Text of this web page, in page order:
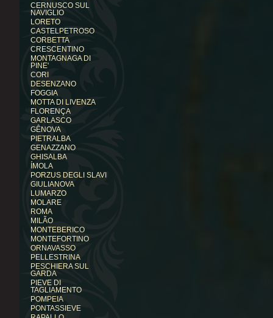
CERNUSCO SUL
NAVIGLIO
LORETO
CASTELPETROSO
CORBETTA
CRESCENTINO
MONTAGNAGA DI
PINE'
CORI
DESENZANO
FOGGIA
MOTTA DI LIVENZA
FLORENÇA
GARLASCO
GÊNOVA
PIETRALBA
GENAZZANO
GHISALBA
ÍMOLA
PORZUS DEGLI SLAVI
GIULIANOVA
LUMARZO
MOLARE
ROMA
MILÃO
MONTEBERICO
MONTEFORTINO
ORNAVASSO
PELLESTRINA
PESCHIERA SUL
GARDA
PIEVE DI
TAGLIAMENTO
POMPEIA
PONTASSIEVE